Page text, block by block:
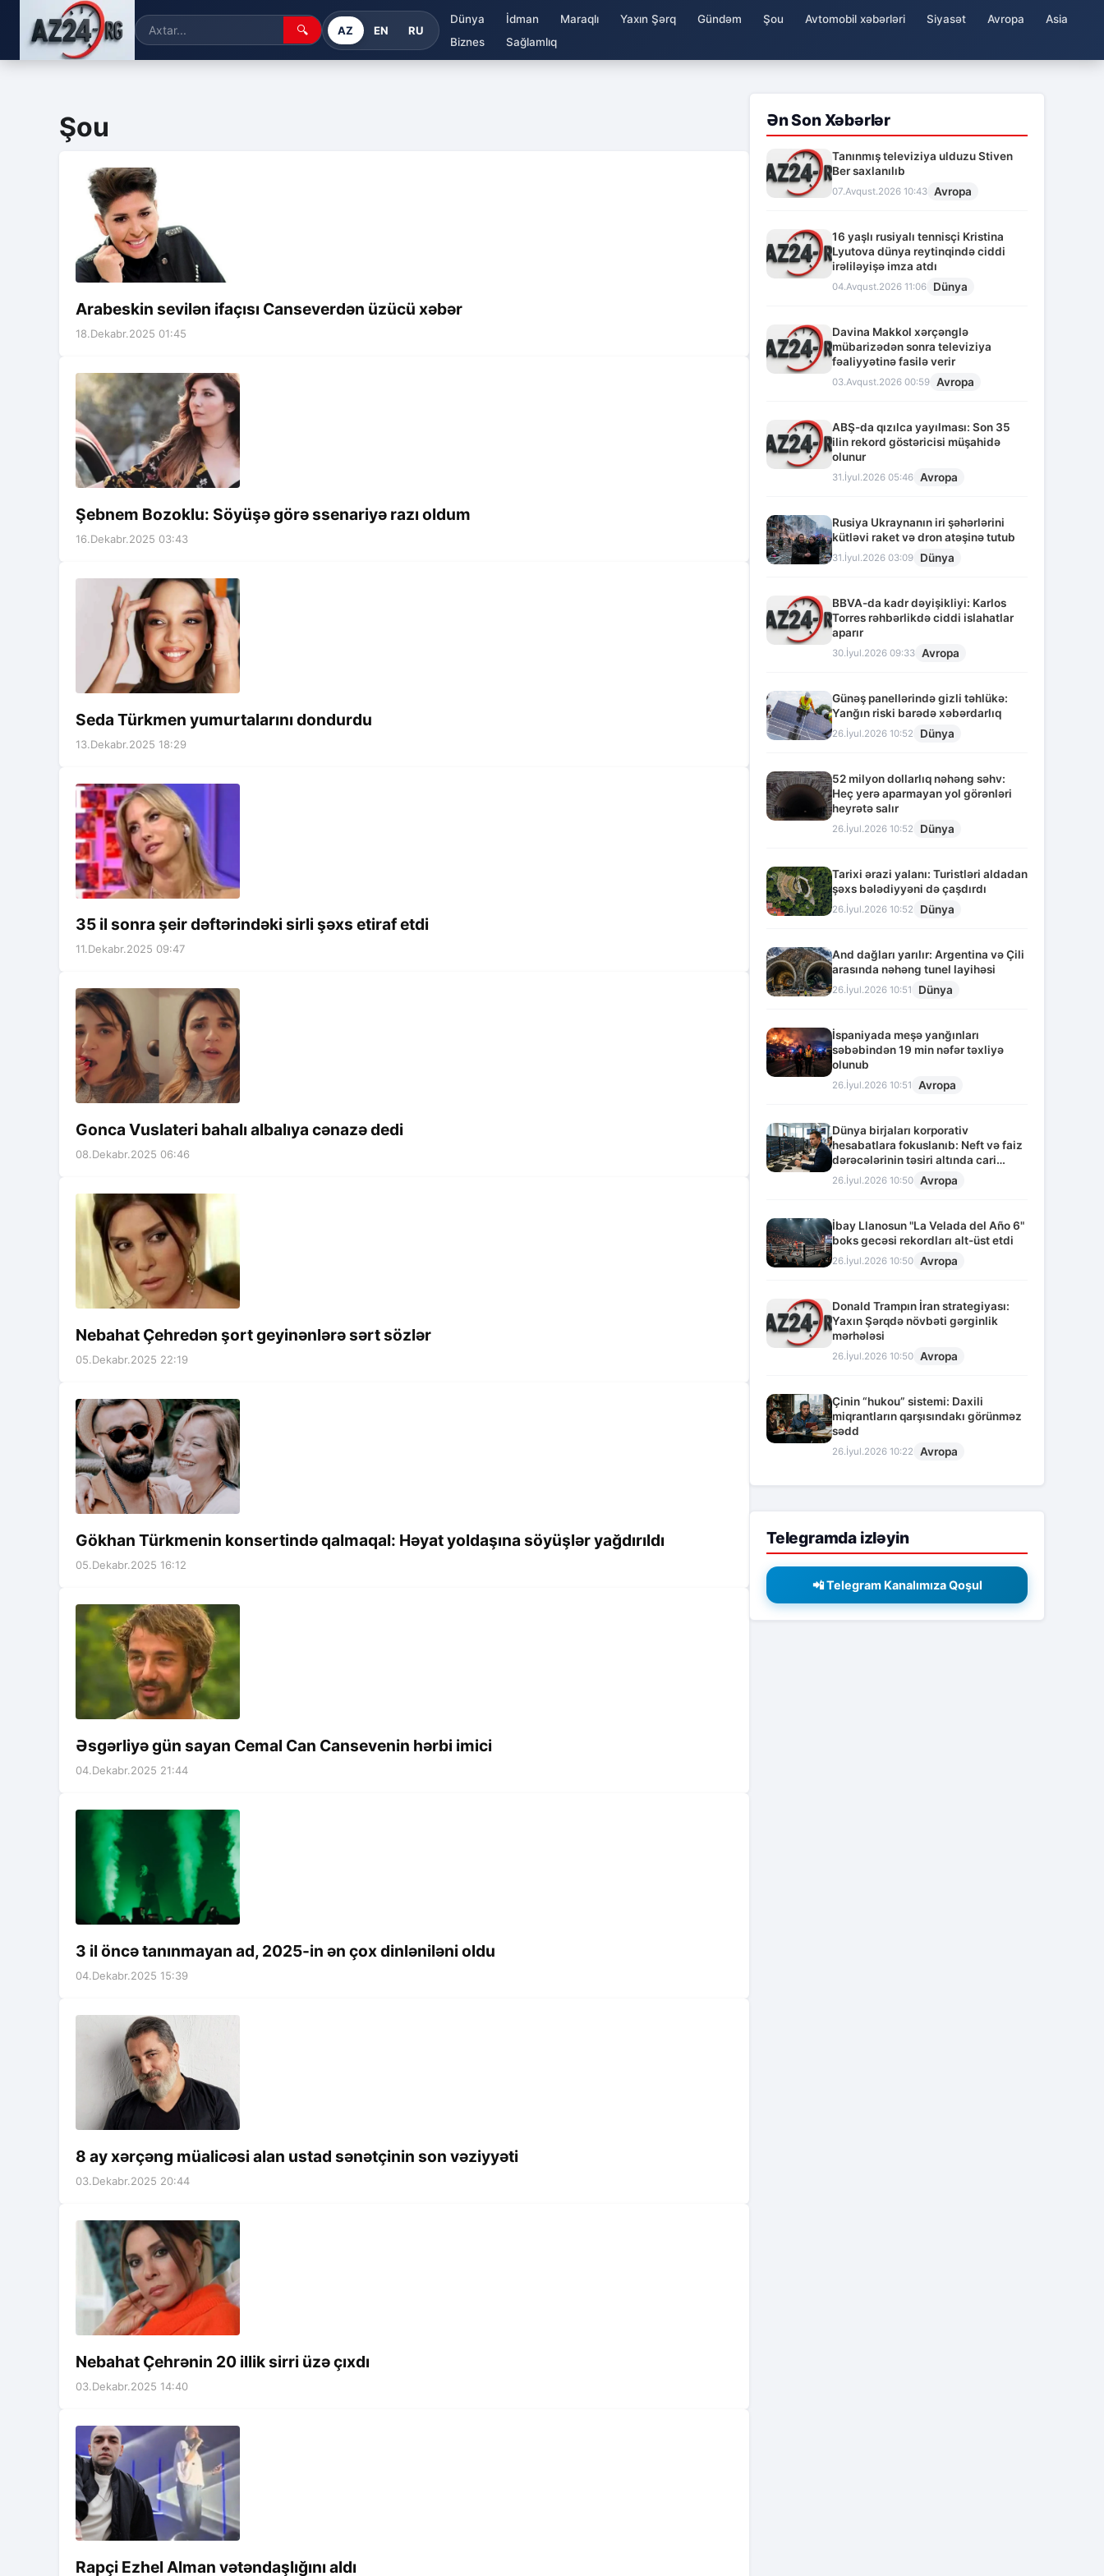
🔍 AZ EN RU
Dünya İdman Maraqlı Yaxın Şərq Gündəm Şou Avtomobil xəbərləri Siyasət Avropa
Asia
Biznes
Sağlamlıq
Şou
Arabeskin sevilən ifaçısı Canseverdən üzücü xəbər
18.Dekabr.2025 01:45
Şebnem Bozoklu: Söyüşə görə ssenariyə razı oldum
16.Dekabr.2025 03:43
Seda Türkmen yumurtalarını dondurdu
13.Dekabr.2025 18:29
35 il sonra şeir dəftərindəki sirli şəxs etiraf etdi
11.Dekabr.2025 09:47
Gonca Vuslateri bahalı albalıya cənazə dedi
08.Dekabr.2025 06:46
Nebahat Çehredən şort geyinənlərə sərt sözlər
05.Dekabr.2025 22:19
Gökhan Türkmenin konsertində qalmaqal: Həyat yoldaşına söyüşlər yağdırıldı
05.Dekabr.2025 16:12
Əsgərliyə gün sayan Cemal Can Cansevenin hərbi imici
04.Dekabr.2025 21:44
3 il öncə tanınmayan ad, 2025-in ən çox dinləniləni oldu
04.Dekabr.2025 15:39
8 ay xərçəng müalicəsi alan ustad sənətçinin son vəziyyəti
03.Dekabr.2025 20:44
Nebahat Çehrənin 20 illik sirri üzə çıxdı
03.Dekabr.2025 14:40
Rapçi Ezhel Alman vətəndaşlığını aldı
Ən Son Xəbərlər
Tanınmış televiziya ulduzu Stiven
Ber saxlanılıb
07.Avqust.2026 10:43 Avropa
16 yaşlı rusiyalı tennisçi Kristina
Lyutova dünya reytinqində ciddi
irəliləyişə imza atdı
04.Avqust.2026 11:06 Dünya
Davina Makkol xərçənglə
mübarizədən sonra televiziya
fəaliyyətinə fasilə verir
03.Avqust.2026 00:59 Avropa
ABŞ-da qızılca yayılması: Son 35
ilin rekord göstəricisi müşahidə
olunur
31.İyul.2026 05:46 Avropa
Rusiya Ukraynanın iri şəhərlərini
kütləvi raket və dron atəşinə tutub
31.İyul.2026 03:09 Dünya
BBVA-da kadr dəyişikliyi: Karlos
Torres rəhbərlikdə ciddi islahatlar
aparır
30.İyul.2026 09:33 Avropa
Günəş panellərində gizli təhlükə:
Yanğın riski barədə xəbərdarlıq
26.İyul.2026 10:52 Dünya
52 milyon dollarlıq nəhəng səhv:
Heç yerə aparmayan yol görənləri
heyrətə salır
26.İyul.2026 10:52 Dünya
Tarixi ərazi yalanı: Turistləri aldadan
şəxs bələdiyyəni də çaşdırdı
26.İyul.2026 10:52 Dünya
And dağları yarılır: Argentina və Çili
arasında nəhəng tunel layihəsi
26.İyul.2026 10:51 Dünya
İspaniyada meşə yanğınları
səbəbindən 19 min nəfər təxliyə
olunub
26.İyul.2026 10:51 Avropa
Dünya birjaları korporativ
hesabatlara fokuslanıb: Neft və faiz
dərəcələrinin təsiri altında cari
vəziyyət
26.İyul.2026 10:50 Avropa
İbay Llanosun "La Velada del Año 6"
boks gecəsi rekordları alt-üst etdi
26.İyul.2026 10:50 Avropa
Donald Trampın İran strategiyası:
Yaxın Şərqdə növbəti gərginlik
mərhələsi
26.İyul.2026 10:50 Avropa
Çinin “hukou” sistemi: Daxili
miqrantların qarşısındakı görünməz
sədd
26.İyul.2026 10:22 Avropa
Telegramda izləyin
📲 Telegram Kanalımıza Qoşul